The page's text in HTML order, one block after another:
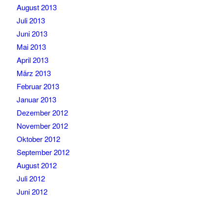
August 2013
Juli 2013
Juni 2013
Mai 2013
April 2013
März 2013
Februar 2013
Januar 2013
Dezember 2012
November 2012
Oktober 2012
September 2012
August 2012
Juli 2012
Juni 2012